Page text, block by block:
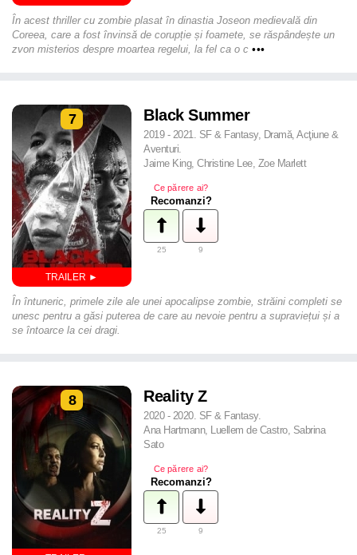
În acest thriller cu zombie plasat în dinastia Joseon medievală din
Coreea, care a fost învinsă de corupție și foamete, se răspândește un
zvon misterios despre moartea regelui, la fel ca o c •••
7 Black Summer
2019 - 2021. SF & Fantasy, Dramă, Acţiune &
Aventuri.
Jaime King, Christine Lee, Zoe Marlett
Ce părere ai?
Recomanzi?
25 9
În întuneric, primele zile ale unei apocalipse zombie, străini completi se
unesc pentru a găsi puterea de care au nevoie pentru a supraviețui și a
se întoarce la cei dragi.
8 Reality Z
2020 - 2020. SF & Fantasy.
Ana Hartmann, Luellem de Castro, Sabrina
Sato
Ce părere ai?
Recomanzi?
25 9